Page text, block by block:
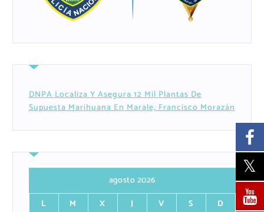
DNPA Localiza Y Asegura 12 Mil Plantas De
Supuesta Marihuana En Marale, Francisco Morazán
agosto 2026
L
M X J V S
D